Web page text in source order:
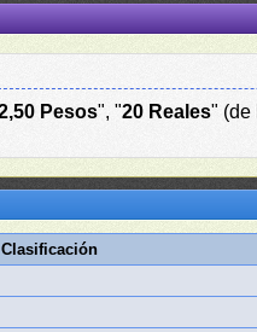
Pesos", "20 Reales" (de
Clasificación